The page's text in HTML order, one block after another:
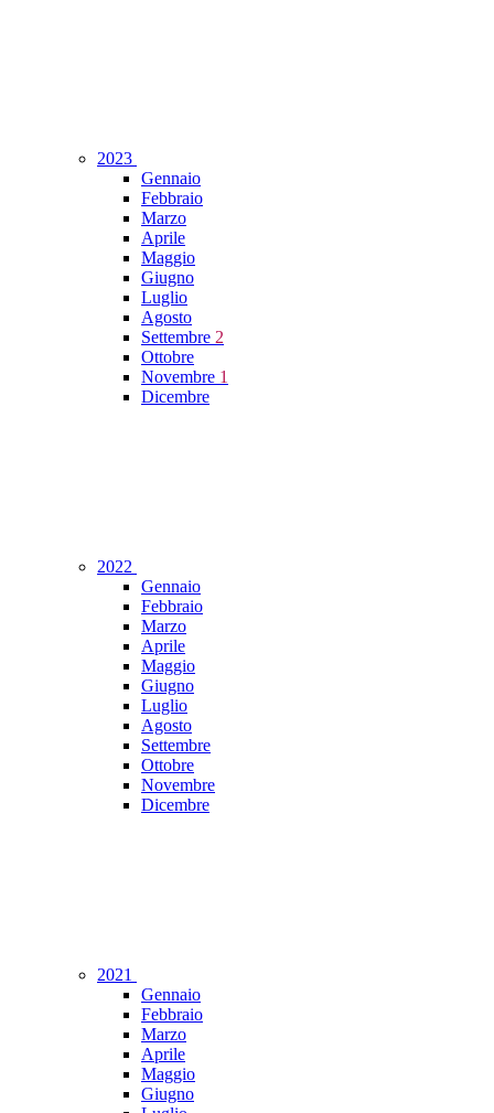
2023
Gennaio
Febbraio
Marzo
Aprile
Maggio
Giugno
Luglio
Agosto
Settembre 2
Ottobre
Novembre 1
Dicembre
2022
Gennaio
Febbraio
Marzo
Aprile
Maggio
Giugno
Luglio
Agosto
Settembre
Ottobre
Novembre
Dicembre
2021
Gennaio
Febbraio
Marzo
Aprile
Maggio
Giugno